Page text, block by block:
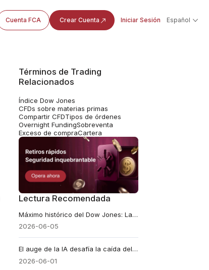
Cuenta FCA Crear Cuenta Iniciar Sesión Español
Términos de Trading
Relacionados
Índice Dow Jones
CFDs sobre materias primas
Compartir CFDTipos de órdenes
Overnight FundingSobreventa
Exceso de compraCartera
Lectura Recomendada
Máximo histórico del Dow Jones: La rotación defensiva detrás de 51,562
2026-06-05
El auge de la IA desafía la caída del trading minorista: ¿Qué impulsa la bolsa de valores hoy?
2026-06-01